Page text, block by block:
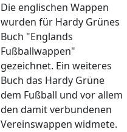
Die englischen Wappen
wurden für Hardy Grünes
Buch "Englands
Fußballwappen"
gezeichnet. Ein weiteres
Buch das Hardy Grüne
dem Fußball und vor allem
den damit verbundenen
Vereinswappen widmete.